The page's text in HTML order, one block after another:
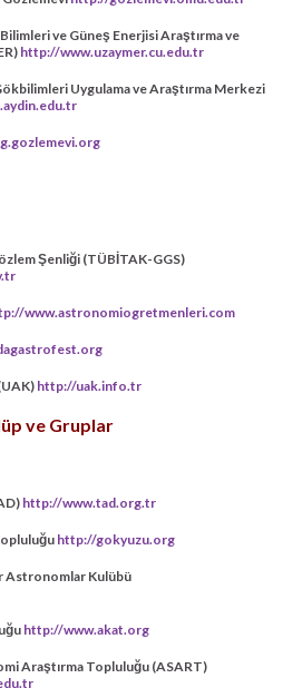
ve Güneş Enerjisi Araştırma ve
http://www.uzaymer.cu.edu.tr
Uygulama ve Araştırma Merkezi
Şenliği (TÜBİTAK-GGS)
www.astronomiogretmenleri.com
http://uak.info.tr
ve Gruplar
http://www.tad.org.tr
http://gokyuzu.org
Astronomlar Kulübü
http://www.akat.org
Araştırma Topluluğu (ASART)